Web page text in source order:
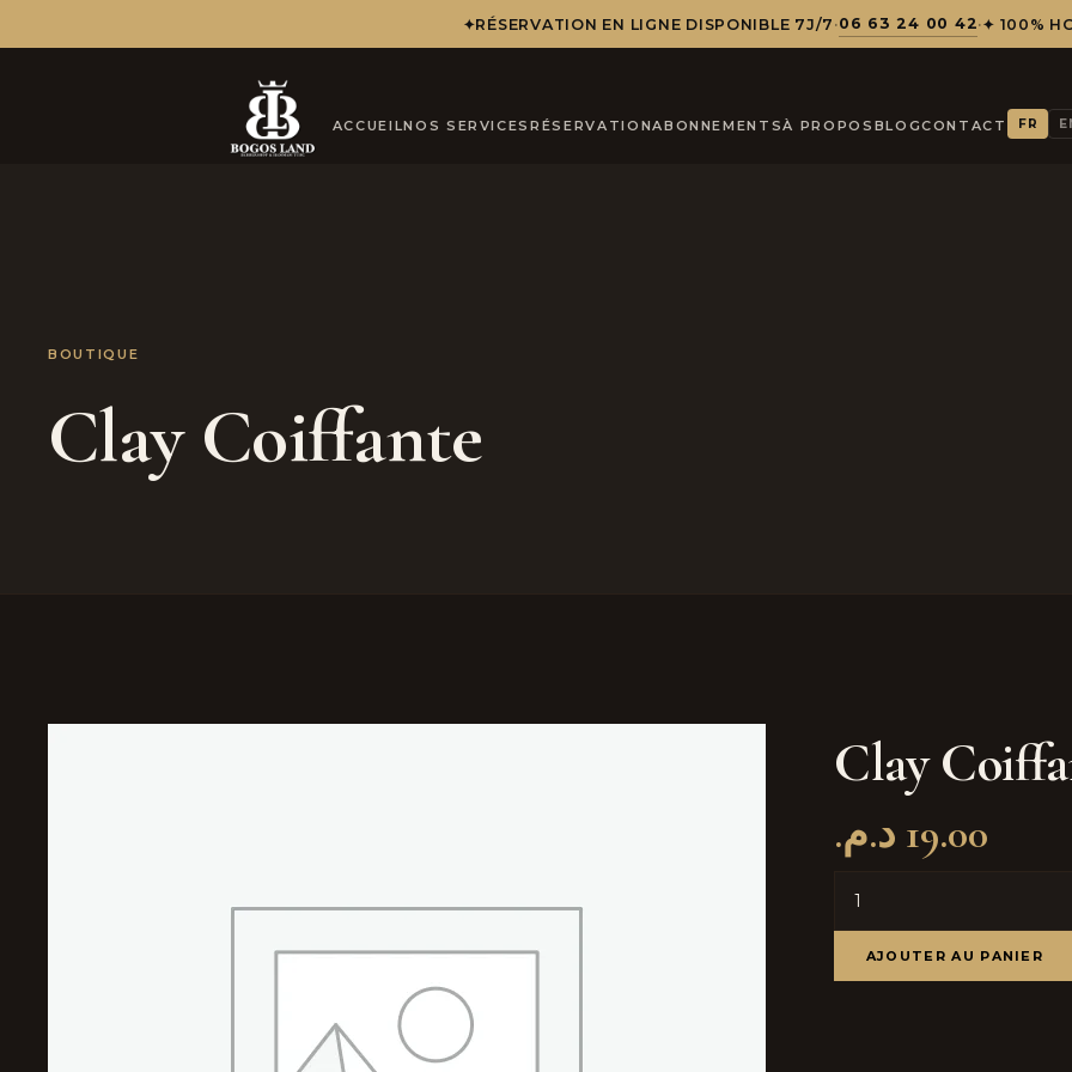
✦RÉSERVATION EN LIGNE DISPONIBLE 7J/7 ·06 63 24 00 42·✦ 100%
ACCUEILNOS SERVICESRÉSERVATIONABONNEMENTSÀ PROPOS BLOGCONTACT FR
BOUTIQUE
Clay Coiffante
Clay
19.00 د.م.
AJOUTER AU PANIER